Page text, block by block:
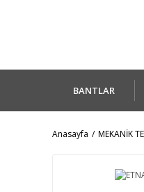
BANTLAR
Anasayfa MEKANİK